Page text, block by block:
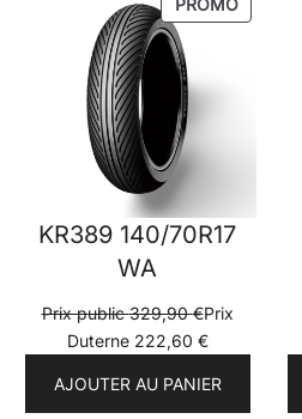
KR389 140/70R17
WA
Prix public329,90€Prix
Duterne 222,60 €
AJOUTER AU PANIER